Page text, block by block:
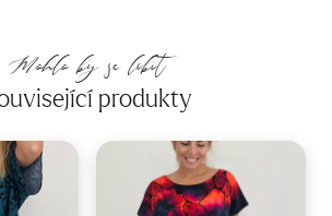
Mohlo by se líbit
produkty